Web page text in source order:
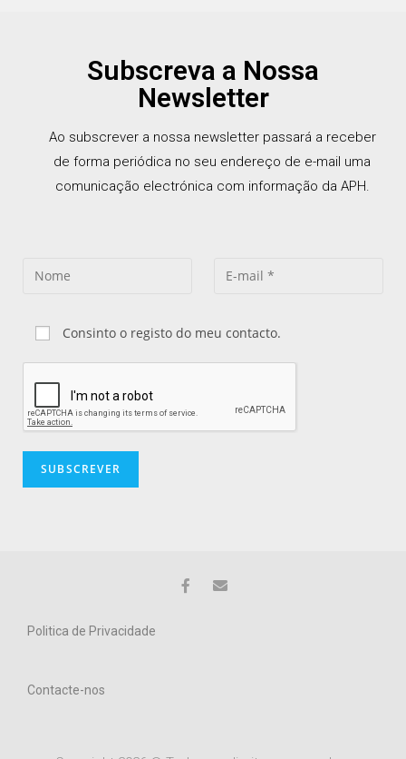
Subscreva a Nossa
Newsletter
Ao subscrever a nossa newsletter passará a receber
de forma periódica no seu endereço de e-mail uma
comunicação electrónica com informação da APH.
Consinto o registo do meu contacto.
Politica de Privacidade
Contacte-nos